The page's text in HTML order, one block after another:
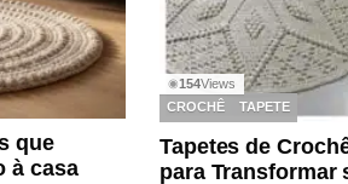
que
à casa
◉154Views
CROCHÊ
TAPETE
Tapetes de
para Transformar